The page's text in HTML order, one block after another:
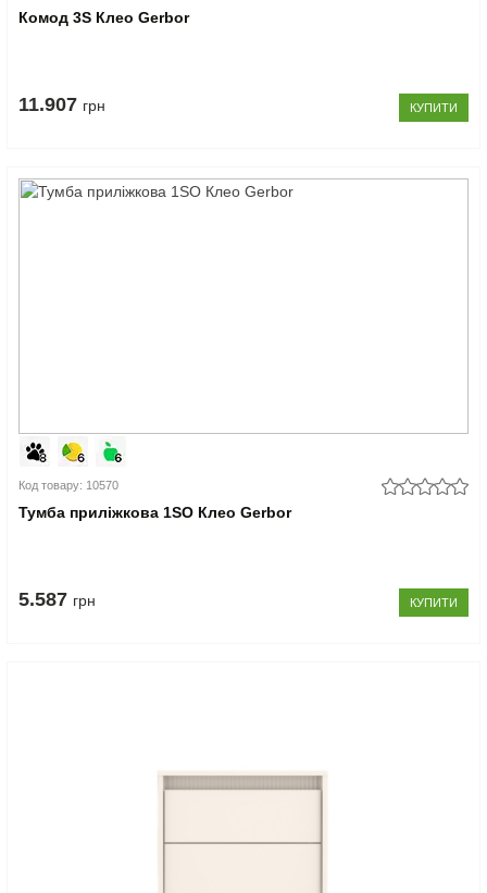
Комод 3S Клео Gerbor
11.907 грн КУПИТИ
Код товару: 10570
Тумба приліжкова 1SO Клео Gerbor
5.587 грн КУПИТИ